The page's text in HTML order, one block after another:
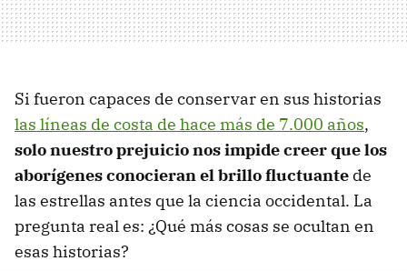
Si fueron capaces de conservar en sus historias
las líneas de costa de hace más de 7.000 años,
solo nuestro prejuicio nos impide creer que los
aborígenes conocieran el brillo fluctuante de
las estrellas antes que la ciencia occidental. La
pregunta real es: ¿Qué más cosas se ocultan en
esas historias?